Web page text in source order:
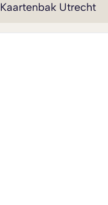
Kaartenbak Utrecht